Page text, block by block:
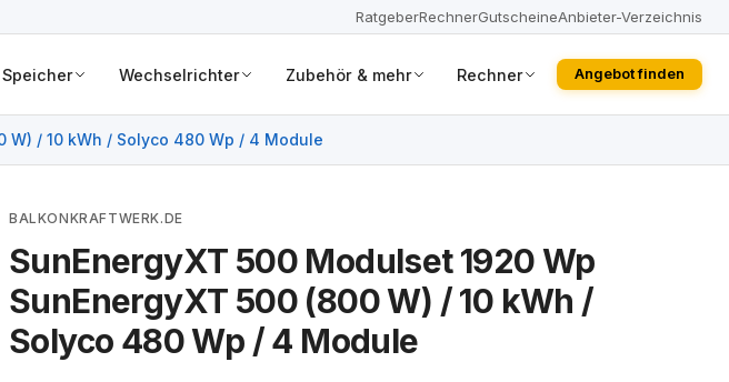
RatgeberRechnerGutscheineAnbieter-Verzeichnis
Speicher Wechselrichter Zubehör & mehr Rechner Angebot finden
W) / 10 kWh / Solyco 480 Wp / 4 Module
BALKONKRAFTWERK.DE
SunEnergyXT 500 Modulset 1920 Wp
SunEnergyXT 500 (800 W) / 10 kWh /
Solyco 480 Wp / 4 Module